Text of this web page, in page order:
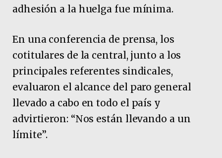
adhesión a la huelga fue mínima.
En una conferencia de prensa, los
cotitulares de la central, junto a los
principales referentes sindicales,
evaluaron el alcance del paro general
llevado a cabo en todo el país y
advirtieron: “Nos están llevando a un
límite”.